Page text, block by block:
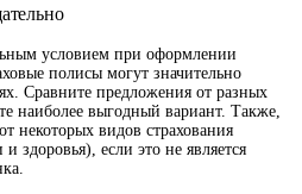
условием при оформлении
полисы могут значительно
Сравните предложения от разных
наиболее выгодный вариант. Также,
некоторых видов страхования
здоровья), если это не является